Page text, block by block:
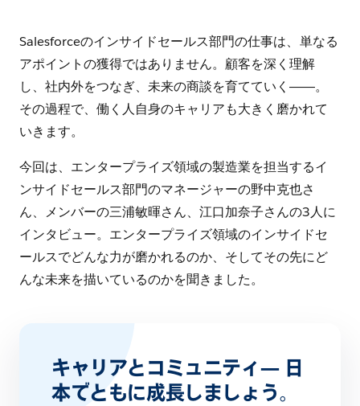
Salesforceのインサイドセールス部門の仕事は、単なる
アポイントの獲得ではありません。顧客を深く理解
し、社内外をつなぎ、未来の商談を育てていく――。
その過程で、働く人自身のキャリアも大きく磨かれて
いきます。
今回は、エンタープライズ領域の製造業を担当するイ
ンサイドセールス部門のマネージャーの野中克也さ
ん、メンバーの三浦敏暉さん、江口加奈子さんの3人に
インタビュー。エンタープライズ領域のインサイドセ
ールスでどんな力が磨かれるのか、そしてその先にど
んな未来を描いているのかを聞きました。
キャリアとコミュニティ— 日
本でともに成長しましょう。